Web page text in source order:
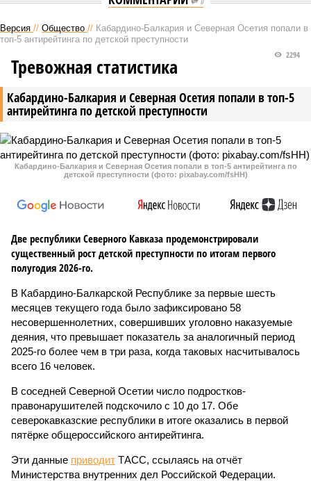
Версия // Общество // Кабардино-Балкария и Северная Осетия попали в
топ-5 антирейтинга по детской преступности
Кабардино-Балкария и Северная Осетия попали в топ-5
антирейтинга по детской преступности
2294
Тревожная статистика
Кабардино-Балкария и Северная Осетия попали в топ-5 антирейтинга по
детской преступности (фото: pixabay.com/fsHH)
Две республики Северного Кавказа продемонстрировали
существенный рост детской преступности по итогам первого
полугодия 2026-го.
В Кабардино-Балкарской Республике за первые шесть
месяцев текущего года было зафиксировано 58
несовершеннолетних, совершивших уголовно наказуемые
деяния, что превышает показатель за аналогичный период
2025-го более чем в три раза, когда таковых насчитывалось
всего 16 человек.
В соседней Северной Осетии число подростков-
правонарушителей подскочило с 10 до 17. Обе
северокавказские республики в итоге оказались в первой
пятёрке общероссийского антирейтинга.
Эти данные приводит ТАСС, ссылаясь на отчёт
Министерства внутренних дел Российской Федерации.